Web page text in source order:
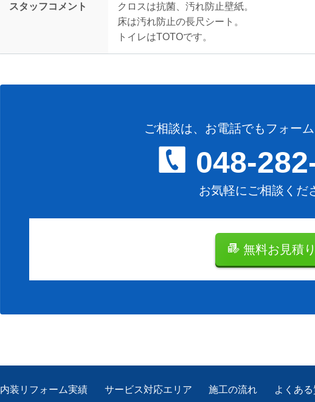
スタッフコメント
クロスは抗菌、汚れ防止壁紙。
床は汚れ防止の長尺シート。
トイレはTOTOです。
ご相談は、お電話でもフォーム
048-
お気軽にご相談くだ
無料お見積り
内装リフォーム実績 サービス対応エリア 施工の流れ よくある